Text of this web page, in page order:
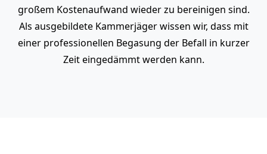
großem Kostenaufwand wieder zu bereinigen sind.
Als ausgebildete Kammerjäger wissen wir, dass mit
einer professionellen Begasung der Befall in kurzer
Zeit eingedämmt werden kann.